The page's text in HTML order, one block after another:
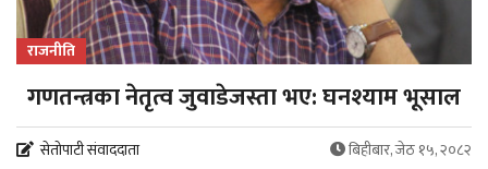
राजनीति
गणतन्त्रका नेतृत्व जुवाडेजस्ता भए: घनश्याम भूसाल
सेतोपाटी संवाददाता बिहीबार, जेठ १५, २०८२